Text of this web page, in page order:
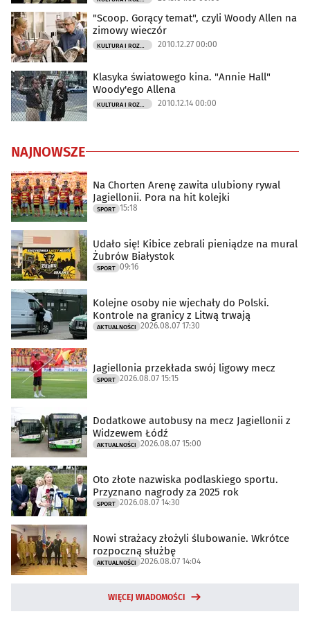
"Scoop. Gorący temat", czyli Woody Allen na
zimowy wieczór
2010.12.27 00:00
Klasyka światowego kina. "Annie Hall"
Woody'ego Allena
2010.12.14 00:00
NAJNOWSZE
Na Chorten Arenę zawita ulubiony rywal
Jagiellonii. Pora na hit kolejki
SPORT 15:18
Udało się! Kibice zebrali pieniądze na mural
Żubrów Białystok
SPORT 09:16
Kolejne osoby nie wjechały do Polski.
Kontrole na granicy z Litwą trwają
AKTUALNOŚCI 2026.08.07 17:30
Jagiellonia przekłada swój ligowy mecz
SPORT 2026.08.07 15:15
Dodatkowe autobusy na mecz Jagiellonii z
Widzewem Łódź
AKTUALNOŚCI 2026.08.07 15:00
Oto złote nazwiska podlaskiego sportu.
Przyznano nagrody za 2025 rok
SPORT 2026.08.07 14:30
Nowi strażacy złożyli ślubowanie. Wkrótce
rozpoczną służbę
AKTUALNOŚCI 2026.08.07 14:04
WIĘCEJ WIADOMOŚCI